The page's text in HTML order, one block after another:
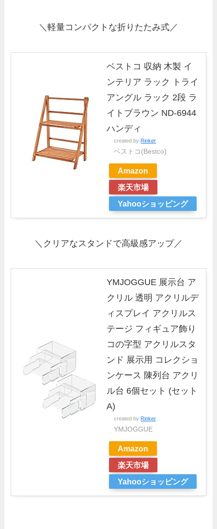
＼軽量コンパクトな折りたたみ式／
ベストコ 収納 木製 イ
ンテリア ラック トライ
アングル ラック 2段 ラ
イトブラウン ND-6944
ハンディ
created by Rinker
ベストコ(Bestco)
Amazon
楽天市場
Yahooショッピング
＼クリアなスタンドで高級感アップ／
YMJOGGUE 展示台 ア
クリル 透明 アクリルデ
ィスプレイ アクリルス
テージ フィギュア飾り
コの字型 アクリルスタ
ンド 展示用 コレクショ
ンケース 陳列台 アクリ
ル台 6個セット (セット
A)
created by Rinker
YMJOGGUE
Amazon
楽天市場
Yahooショッピング